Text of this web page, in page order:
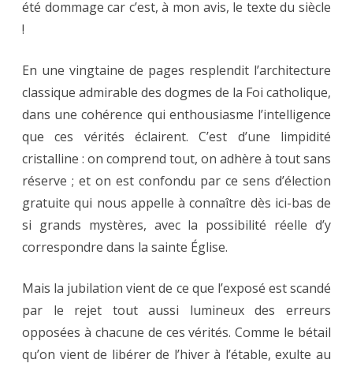
de
été dommage car c’est, à mon avis, le texte du siècle
!
En une vingtaine de pages resplendit l’architecture
classique admirable des dogmes de la Foi catholique,
dans une cohérence qui enthousiasme l’intelligence
que ces vérités éclairent. C’est d’une limpidité
cristalline : on comprend tout, on adhère à tout sans
réserve ; et on est confondu par ce sens d’élection
gratuite qui nous appelle à connaître dès ici-bas de
si grands mystères, avec la possibilité réelle d’y
correspondre dans la sainte Église.
Mais la jubilation vient de ce que l’exposé est scandé
par le rejet tout aussi lumineux des erreurs
opposées à chacune de ces vérités. Comme le bétail
qu’on vient de libérer de l’hiver à l’étable, exulte au